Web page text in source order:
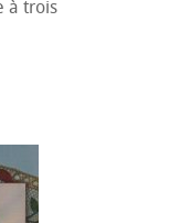
à trois